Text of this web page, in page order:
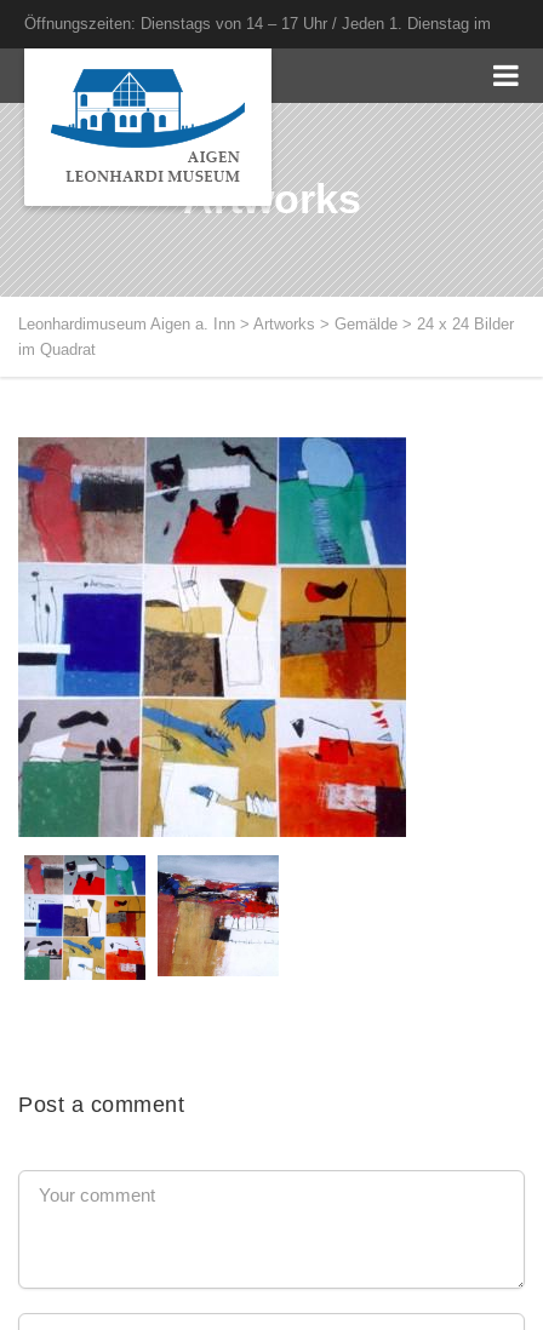
Öffnungszeiten: Dienstags von 14 – 17 Uhr / Jeden 1. Dienstag im
Monat bis 20 Uhr
Artworks
Leonhardimuseum Aigen a. Inn > Artworks > Gemälde > 24 x 24 Bilder
im Quadrat
Post a comment